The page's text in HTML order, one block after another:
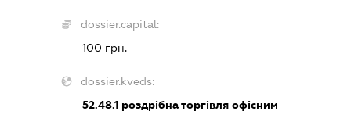
dossier.capital:
100 грн.
dossier.kveds:
52.48.1роздрібна торгівля офісним